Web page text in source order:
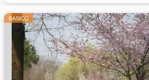
BASICO